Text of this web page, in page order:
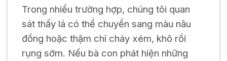
Trong nhiều trường hợp, chúng tôi quan
sát thấy lá có thể chuyển sang màu nâu
đồng hoặc thậm chí cháy xém, khô rồi
rụng sớm. Nếu bà con phát hiện những